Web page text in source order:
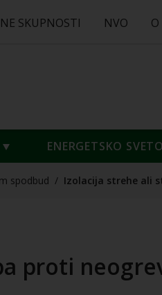
SKUPNOSTI NVO
ENERGETSKO
spodbud / Izolacija strehe ali
proti